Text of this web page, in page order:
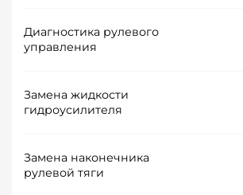
Диагностика рулевого
управления
Замена жидкости
гидроусилителя
Замена наконечника
рулевой тяги